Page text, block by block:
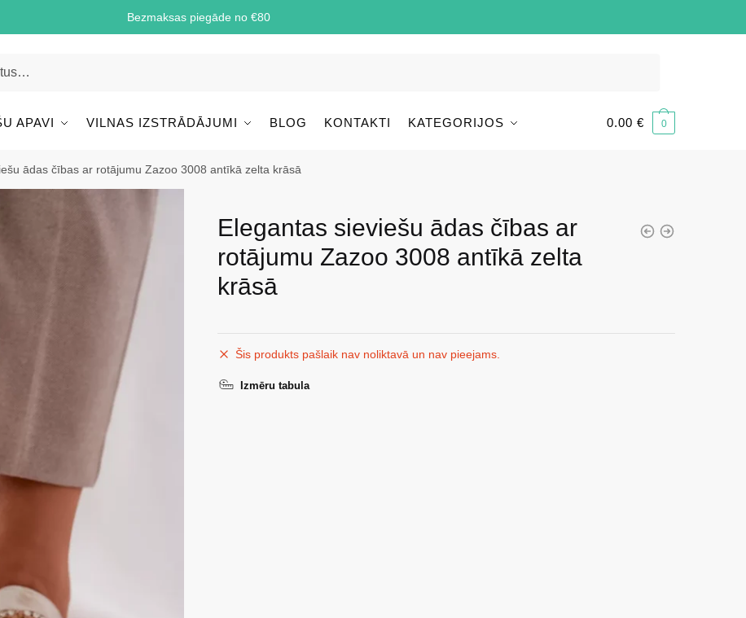
Bezmaksas piegāde no €80
APAVI VILNAS IZSTRĀDĀJUMI BLOG KONTAKTI KATEGORIJOS 0.00 € 0
ādas čības ar rotājumu Zazoo 3008 antīkā zelta krāsā
Elegantas sieviešu ādas čības ar
rotājumu Zazoo 3008 antīkā zelta
krāsā
Šis produkts pašlaik nav noliktavā un nav pieejams.
Izmēru tabula